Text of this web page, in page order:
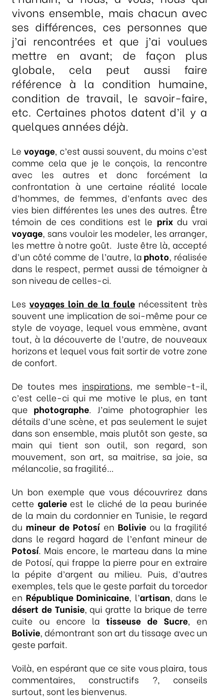
vivons ensemble, mais chacun avec
ses différences, ces personnes que
j’ai rencontrées et que j’ai voulues
mettre en avant; de façon plus
globale, cela peut aussi faire
référence à la condition humaine,
condition de travail, le savoir-faire,
etc. Certaines photos datent d’il y a
quelques années déjà.
Le voyage, c’est aussi souvent, du moins c’est
comme cela que je le conçois, la rencontre
avec les autres et donc forcément la
confrontation à une certaine réalité locale
d’hommes, de femmes, d’enfants avec des
vies bien différentes les unes des autres. Être
témoin de ces conditions est le prixdu vrai
voyage, sans vouloir les modeler, les arranger,
les mettre à notre goût. Juste être là, accepté
d’un côté comme de l’autre, la photo, réalisée
dans le respect, permet aussi de témoigner à
son niveau de celles-ci.
Les voyages loin de la foule nécessitent très
souvent une implication de soi-même pour ce
style de voyage, lequel vous emmène, avant
tout, à la découverte de l’autre, de nouveaux
horizons et lequel vous fait sortir de votre zone
de confort.
De toutes mes inspirations, me semble-t-il,
c’est celle-ci qui me motive le plus, en tant
que photographe. J’aime photographier les
détails d’une scène, et pas seulement le sujet
dans son ensemble, mais plutôt son geste, sa
main qui tient son outil, son regard, son
mouvement, son art, sa maitrise, sa joie, sa
mélancolie, sa fragilité…
Un bon exemple que vous découvrirez dans
cette galerieest le cliché de la peau burinée
de la main du cordonnier en Tunisie, le regard
du mineur de Potosíen Bolivieou la fragilité
dans le regard hagard de l’enfant mineur de
Potosí. Mais encore, le marteau dans la mine
de Potosí, qui frappe la pierre pour en extraire
la pépite d’argent au milieu. Puis, d’autres
exemples, tels que le geste parfait du torcedor
en République Dominicaine, l’artisan, dans le
désert de Tunisie, qui gratte la brique de terre
cuite ou encore la tisseuse de Sucre, en
Bolivie, démontrant son art du tissage avec un
geste parfait.
Voilà, en espérant que ce site vous plaira, tous
commentaires, constructifs ?, conseils
surtout, sont les bienvenus.